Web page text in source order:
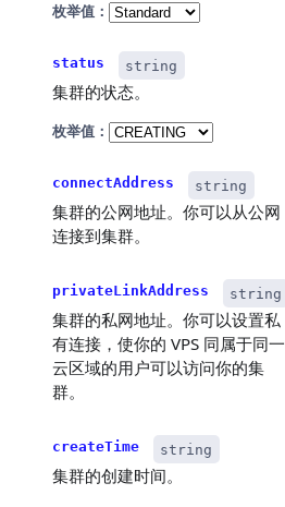
枚举值：
status string
集群的状态。
枚举值：
connectAddress string
集群的公网地址。你可以从公网
连接到集群。
privateLinkAddress string
集群的私网地址。你可以设置私
有连接，使你的 VPS 同属于同一
云区域的用户可以访问你的集
群。
createTime string
集群的创建时间。